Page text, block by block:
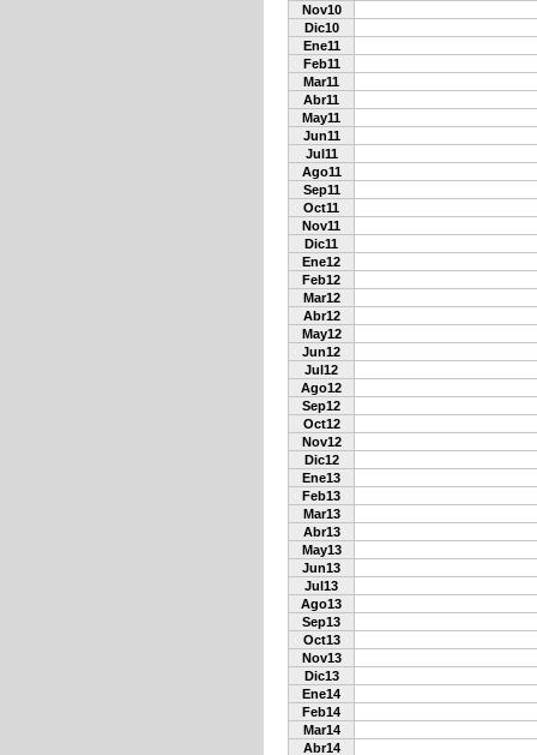
Nov10
Dic10
Ene11
Feb11
Mar11
Abr11
May11
Jun11
Jul11
Ago11
Sep11
Oct11
Nov11
Dic11
Ene12
Feb12
Mar12
Abr12
May12
Jun12
Jul12
Ago12
Sep12
Oct12
Nov12
Dic12
Ene13
Feb13
Mar13
Abr13
May13
Jun13
Jul13
Ago13
Sep13
Oct13
Nov13
Dic13
Ene14
Feb14
Mar14
Abr14